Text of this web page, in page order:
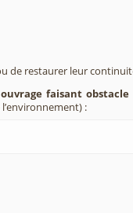
de restaurer leur
faisant
: